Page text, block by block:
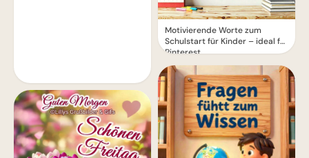
Motivierende Worte zum
Schulstart für Kinder – ideal für
Pinterest